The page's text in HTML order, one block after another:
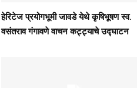
हेरिटेज प्रयोगभूमी जावडे येथे कृषिभूषण स्व.
वसंतराव गंगावणे वाचन कट्ट्याचे उद्घाटन